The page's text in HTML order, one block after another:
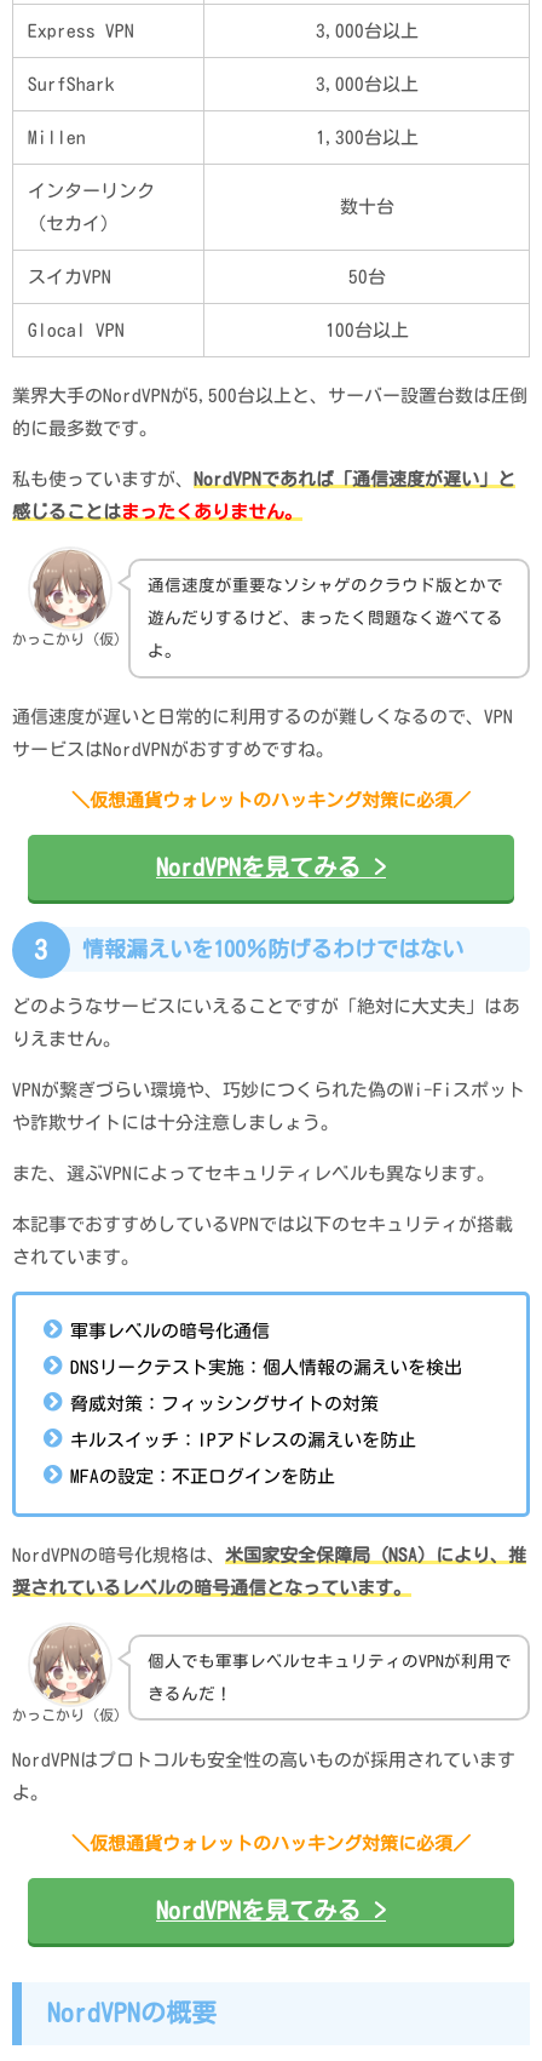
Express VPN 3,000台以上
SurfShark 3,000台以上
Millen 1,300台以上
インターリンク
（セカイ）
数十台
スイカVPN 50台
Glocal VPN 100台以上
業界大手のNordVPNが5,500台以上と、サーバー設置台数は圧倒
的に最多数です。
私も使っていますが、
NordVPNであれば「通信速度が遅い」と
感じることはまったくありません。
かっこかり（仮）
通信速度が重要なソシャゲのクラウド版とかで
遊んだりするけど、まったく問題なく遊べてる
よ。
通信速度が遅いと日常的に利用するのが難しくなるので、VPN
サービスはNordVPNがおすすめですね。
＼仮想通貨ウォレットのハッキング対策に必須／
NordVPNを見てみる >
3 情報漏えいを100％防げるわけではない
どのようなサービスにいえることですが「絶対に大丈夫」はあ
りえません。
VPNが繋ぎづらい環境や、巧妙につくられた偽のWi-Fiスポット
や詐欺サイトには十分注意しましょう。
また、選ぶVPNによってセキュリティレベルも異なります。
本記事でおすすめしているVPNでは以下のセキュリティが搭載
されています。
軍事レベルの暗号化通信
DNSリークテスト実施：個人情報の漏えいを検出
脅威対策：フィッシングサイトの対策
キルスイッチ：IPアドレスの漏えいを防止
MFAの設定：不正ログインを防止
NordVPNの暗号化規格は、 米国家安全保障局（NSA）により、推
奨されているレベルの暗号通信となっています。
かっこかり（仮）
個人でも軍事レベルセキュリティのVPNが利用で
きるんだ！
NordVPNはプロトコルも安全性の高いものが採用されています
よ。
＼仮想通貨ウォレットのハッキング対策に必須／
NordVPNを見てみる >
NordVPNの概要